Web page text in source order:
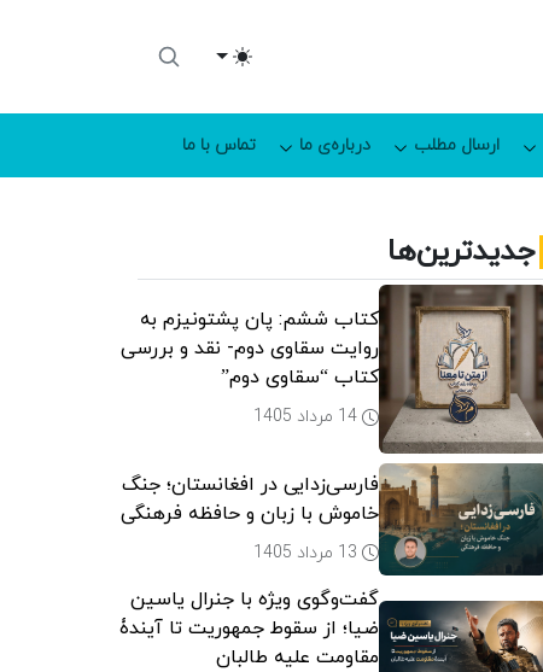
Toggle theme
ارسال مطلب درباره‌ی ما تماس با ما
جدیدترین‌ها
کتاب ششم: پان پشتونیزم به
روایت سقاوی دوم- نقد و بررسی
کتاب “سقاوی دوم”
فارسی‌زدایی در افغانستان؛ جنگ
خاموش با زبان و حافظه فرهنگی
گفت‌وگوی ویژه با جنرال یاسین
ضیا؛ از سقوط جمهوریت تا آیندۀ
مقاومت علیه طالبان